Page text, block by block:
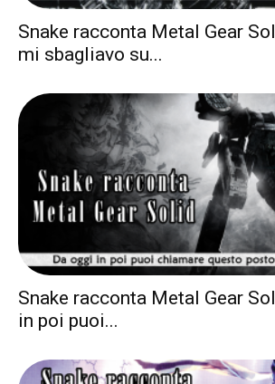
Snake racconta Metal Gear
mi sbagliavo su...
Snake racconta Metal Gear
in poi puoi...